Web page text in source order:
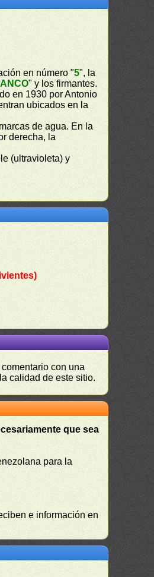
en número "5", la
" y los firmantes.
en 1930 por Antonio
ubicados en la
de agua. En la
derecha, la
(ultravioleta) y
con una
calidad de este sitio.
que sea
para la
e información en